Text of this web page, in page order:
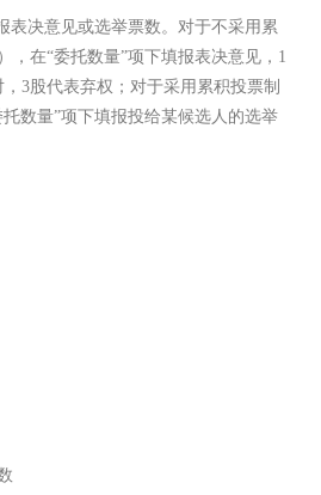
决意见或选举票数。对于不采用累
，在“委托数量”项下填报表决意见，1
3股代表弃权；对于采用累积投票制
数量”项下填报投给某候选人的选举